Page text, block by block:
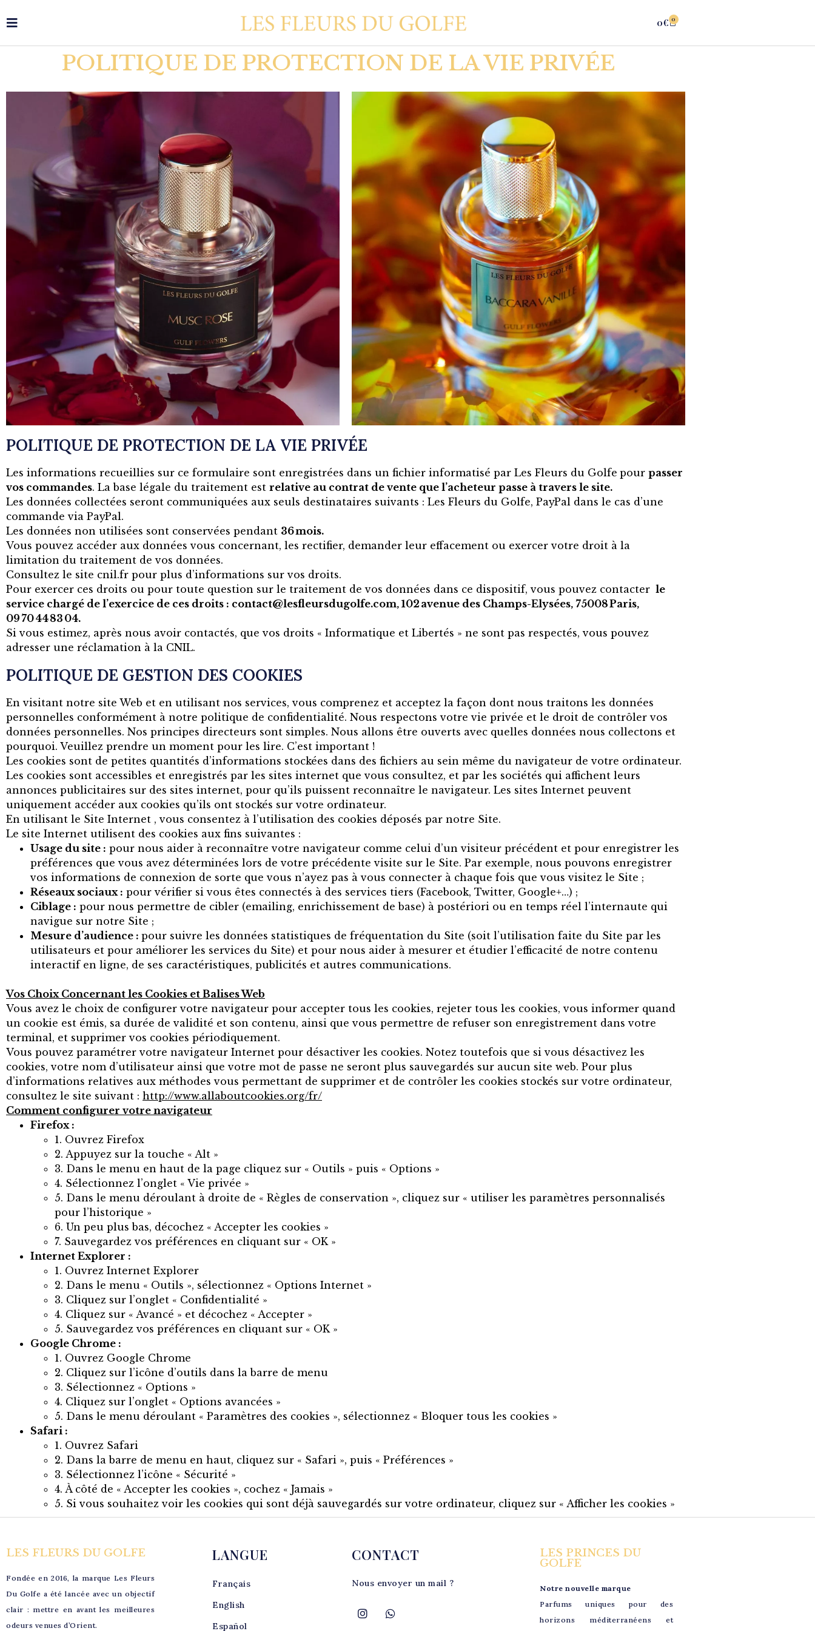
0€ 0
POLITIQUE DE PROTECTION DE LA VIE PRIVÉE
POLITIQUE DE PROTECTION DE LA VIE PRIVÉE
Les informations recueillies sur ce formulaire sont enregistrées dans un fichier informatisé par Les Fleurs du Golfe pour passer
vos commandes. La base légale du traitement est relative au contrat de vente que l’acheteur passe à travers le site.
Les données collectées seront communiquées aux seuls destinataires suivants : Les Fleurs du Golfe, PayPal dans le cas d’une
commande via PayPal.
Les données non utilisées sont conservées pendant 36 mois.
Vous pouvez accéder aux données vous concernant, les rectifier, demander leur effacement ou exercer votre droit à la
limitation du traitement de vos données.
Consultez le site cnil.fr pour plus d’informations sur vos droits.
Pour exercer ces droits ou pour toute question sur le traitement de vos données dans ce dispositif, vous pouvez contacter le
service chargé de l’exercice de ces droits : contact@lesfleursdugolfe.com, 102 avenue des Champs-Elysées, 75008 Paris,
09 70 44 83 04.
Si vous estimez, après nous avoir contactés, que vos droits « Informatique et Libertés » ne sont pas respectés, vous pouvez
adresser une réclamation à la CNIL.
POLITIQUE DE GESTION DES COOKIES
En visitant notre site Web et en utilisant nos services, vous comprenez et acceptez la façon dont nous traitons les données
personnelles conformément à notre politique de confidentialité. Nous respectons votre vie privée et le droit de contrôler vos
données personnelles. Nos principes directeurs sont simples. Nous allons être ouverts avec quelles données nous collectons et
pourquoi. Veuillez prendre un moment pour les lire. C’est important !
Les cookies sont de petites quantités d’informations stockées dans des fichiers au sein même du navigateur de votre ordinateur.
Les cookies sont accessibles et enregistrés par les sites internet que vous consultez, et par les sociétés qui affichent leurs
annonces publicitaires sur des sites internet, pour qu’ils puissent reconnaître le navigateur. Les sites Internet peuvent
uniquement accéder aux cookies qu’ils ont stockés sur votre ordinateur.
En utilisant le Site Internet , vous consentez à l’utilisation des cookies déposés par notre Site.
Le site Internet utilisent des cookies aux fins suivantes :
Usage du site : pour nous aider à reconnaître votre navigateur comme celui d’un visiteur précédent et pour enregistrer les
préférences que vous avez déterminées lors de votre précédente visite sur le Site. Par exemple, nous pouvons enregistrer
vos informations de connexion de sorte que vous n’ayez pas à vous connecter à chaque fois que vous visitez le Site ;
Réseaux sociaux : pour vérifier si vous êtes connectés à des services tiers (Facebook, Twitter, Google+…) ;
Ciblage : pour nous permettre de cibler (emailing, enrichissement de base) à postériori ou en temps réel l’internaute qui
navigue sur notre Site ;
Mesure d’audience : pour suivre les données statistiques de fréquentation du Site (soit l’utilisation faite du Site par les
utilisateurs et pour améliorer les services du Site) et pour nous aider à mesurer et étudier l’efficacité de notre contenu
interactif en ligne, de ses caractéristiques, publicités et autres communications.
Vos Choix Concernant les Cookies et Balises Web
Vous avez le choix de configurer votre navigateur pour accepter tous les cookies, rejeter tous les cookies, vous informer quand
un cookie est émis, sa durée de validité et son contenu, ainsi que vous permettre de refuser son enregistrement dans votre
terminal, et supprimer vos cookies périodiquement.
Vous pouvez paramétrer votre navigateur Internet pour désactiver les cookies. Notez toutefois que si vous désactivez les
cookies, votre nom d’utilisateur ainsi que votre mot de passe ne seront plus sauvegardés sur aucun site web. Pour plus
d’informations relatives aux méthodes vous permettant de supprimer et de contrôler les cookies stockés sur votre ordinateur,
consultez le site suivant : http://www.allaboutcookies.org/fr/
Comment configurer votre navigateur
Firefox :
1. Ouvrez Firefox
2. Appuyez sur la touche « Alt »
3. Dans le menu en haut de la page cliquez sur « Outils » puis « Options »
4. Sélectionnez l’onglet « Vie privée »
5. Dans le menu déroulant à droite de « Règles de conservation », cliquez sur « utiliser les paramètres personnalisés
pour l’historique »
6. Un peu plus bas, décochez « Accepter les cookies »
7. Sauvegardez vos préférences en cliquant sur « OK »
Internet Explorer :
1. Ouvrez Internet Explorer
2. Dans le menu « Outils », sélectionnez « Options Internet »
3. Cliquez sur l’onglet « Confidentialité »
4. Cliquez sur « Avancé » et décochez « Accepter »
5. Sauvegardez vos préférences en cliquant sur « OK »
Google Chrome :
1. Ouvrez Google Chrome
2. Cliquez sur l’icône d’outils dans la barre de menu
3. Sélectionnez « Options »
4. Cliquez sur l’onglet « Options avancées »
5. Dans le menu déroulant « Paramètres des cookies », sélectionnez « Bloquer tous les cookies »
Safari :
1. Ouvrez Safari
2. Dans la barre de menu en haut, cliquez sur « Safari », puis « Préférences »
3. Sélectionnez l’icône « Sécurité »
4. À côté de « Accepter les cookies », cochez « Jamais »
5. Si vous souhaitez voir les cookies qui sont déjà sauvegardés sur votre ordinateur, cliquez sur « Afficher les cookies »
LES FLEURS DU GOLFE
Fondée en 2016, la marque Les Fleurs
Du Golfe a été lancée avec un objectif
clair : mettre en avant les meilleures
odeurs venues d’Orient.
LANGUE
Français
English
Español
CONTACT
Nous envoyer un mail ?
LES PRINCES DU
GOLFE
Notre nouvelle marque
Parfums uniques pour des
horizons méditerranéens et